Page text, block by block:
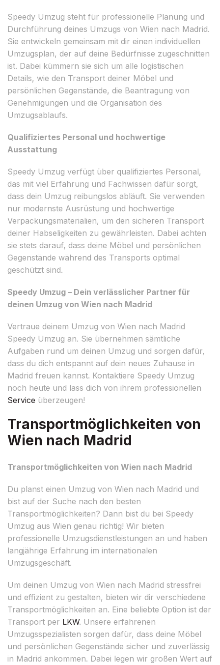
Speedy Umzug steht für professionelle Planung und
Durchführung deines Umzugs von Wien nach Madrid.
Sie entwickeln gemeinsam mit dir einen individuellen
Umzugsplan, der auf deine Bedürfnisse zugeschnitten
ist. Dabei kümmern sie sich um alle logistischen
Details, wie den Transport deiner Möbel und
persönlichen Gegenstände, die Beantragung von
Genehmigungen und die Organisation des
Umzugsablaufs.
Qualifiziertes Personal und hochwertige
Ausstattung
Speedy Umzug verfügt über qualifiziertes Personal,
das mit viel Erfahrung und Fachwissen dafür sorgt,
dass dein Umzug reibungslos abläuft. Sie verwenden
nur modernste Ausrüstung und hochwertige
Verpackungsmaterialien, um den sicheren Transport
deiner Habseligkeiten zu gewährleisten. Dabei achten
sie stets darauf, dass deine Möbel und persönlichen
Gegenstände während des Transports optimal
geschützt sind.
Speedy Umzug – Dein verlässlicher Partner für
deinen Umzug von Wien nach Madrid
Vertraue deinem Umzug von Wien nach Madrid
Speedy Umzug an. Sie übernehmen sämtliche
Aufgaben rund um deinen Umzug und sorgen dafür,
dass du dich entspannt auf dein neues Zuhause in
Madrid freuen kannst. Kontaktiere Speedy Umzug
noch heute und lass dich von ihrem professionellen
Service überzeugen!
Transportmöglichkeiten von
Wien nach Madrid
Transportmöglichkeiten von Wien nach Madrid
Du planst einen Umzug von Wien nach Madrid und
bist auf der Suche nach den besten
Transportmöglichkeiten? Dann bist du bei Speedy
Umzug aus Wien genau richtig! Wir bieten
professionelle Umzugsdienstleistungen an und haben
langjährige Erfahrung im internationalen
Umzugsgeschäft.
Um deinen Umzug von Wien nach Madrid stressfrei
und effizient zu gestalten, bieten wir dir verschiedene
Transportmöglichkeiten an. Eine beliebte Option ist der
Transport per LKW. Unsere erfahrenen
Umzugsspezialisten sorgen dafür, dass deine Möbel
und persönlichen Gegenstände sicher und zuverlässig
in Madrid ankommen. Dabei legen wir großen Wert auf